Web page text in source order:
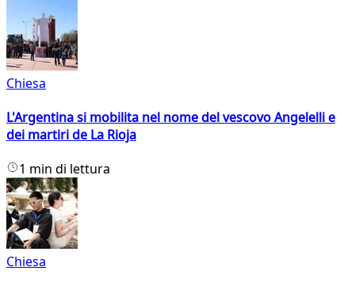
Chiesa
L'Argentina si mobilita nel nome del vescovo Angelelli e
dei martiri de La Rioja
1 min di lettura
Chiesa